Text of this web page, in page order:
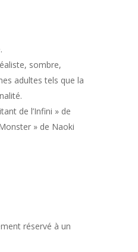
sombre,
adultes tels que la
de l’Infini » de
» de Naoki
réservé à un